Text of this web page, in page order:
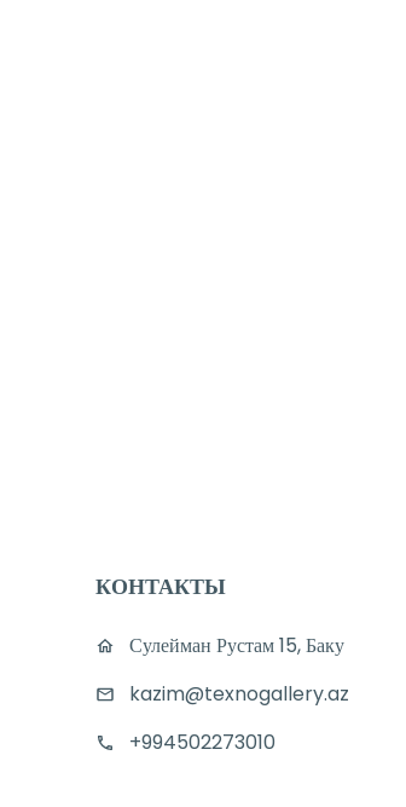
КОНТАКТЫ
Сулейман Рустам 15, Баку
kazim@texnogallery.az
+994502273010